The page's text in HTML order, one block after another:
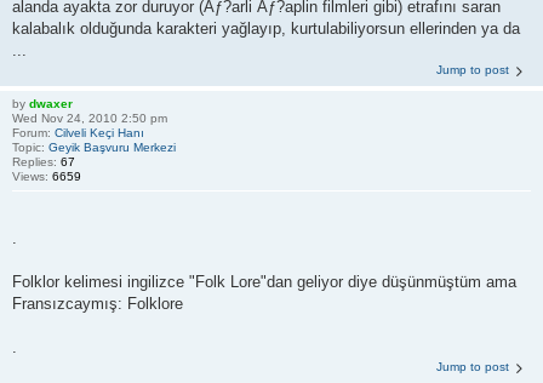
alanda ayakta zor duruyor (Ãƒ?arli Ãƒ?aplin filmleri gibi) etrafını saran
kalabalık olduğunda karakteri yağlayıp, kurtulabiliyorsun ellerinden ya da
...
Jump to post
by dwaxer
Wed Nov 24, 2010 2:50 pm
Forum: Cilveli Keçi Hanı
Topic: Geyik Başvuru Merkezi
Replies: 67
Views: 6659
Folklor kelimesi ingilizce "Folk Lore"dan geliyor diye düşünmüştüm ama
Fransızcaymış: Folklore
Jump to post